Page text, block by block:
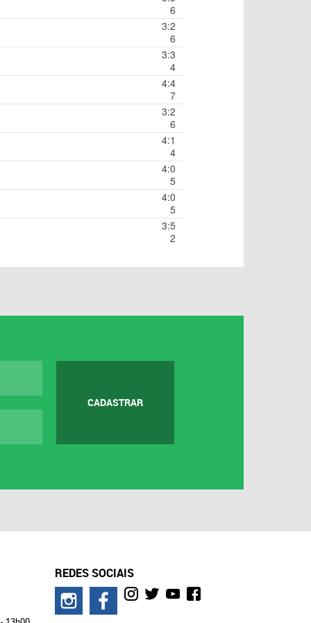
6
3:2
6
3:3
4
4:4
7
3:2
6
4:1
4
4:0
5
4:0
5
3:5
2
CADASTRAR
REDES SOCIAIS